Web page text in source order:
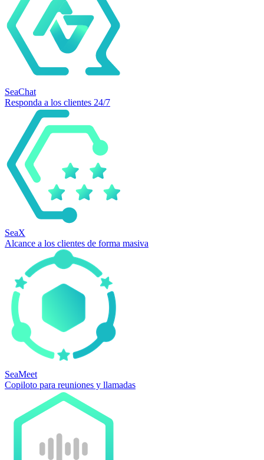
SeaChat
Responda a los clientes 24/7
SeaX
Alcance a los clientes de forma masiva
SeaMeet
Copiloto para reuniones y llamadas